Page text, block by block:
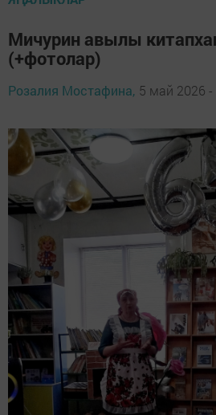
Мичурин авылы
(+фотолар)
Розалия Мостафина, 5 май 2026 -